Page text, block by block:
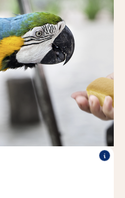
del nostro panificio interno è
ricetta tradizionale.